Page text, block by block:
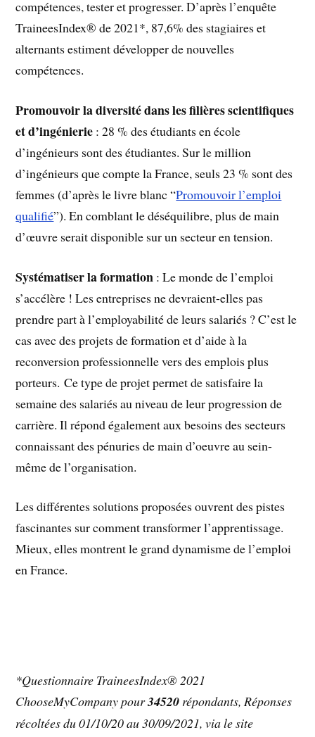
compétences, tester et progresser. D’après l’enquête
TraineesIndex® de 2021*, 87,6% des stagiaires et
alternants estiment développer de nouvelles
compétences.
Promouvoir la diversité dans les filières scientifiques
et d’ingénierie : 28 % des étudiants en école
d’ingénieurs sont des étudiantes. Sur le million
d’ingénieurs que compte la France, seuls 23 % sont des
femmes (d’après le livre blanc “Promouvoir l’emploi
qualifié”). En comblant le déséquilibre, plus de main
d’œuvre serait disponible sur un secteur en tension.
Systématiser la formation : Le monde de l’emploi
s’accélère ! Les entreprises ne devraient-elles pas
prendre part à l’employabilité de leurs salariés ? C’est le
cas avec des projets de formation et d’aide à la
reconversion professionnelle vers des emplois plus
porteurs. Ce type de projet permet de satisfaire la
semaine des salariés au niveau de leur progression de
carrière. Il répond également aux besoins des secteurs
connaissant des pénuries de main d’oeuvre au sein-
même de l’organisation.
Les différentes solutions proposées ouvrent des pistes
fascinantes sur comment transformer l’apprentissage.
Mieux, elles montrent le grand dynamisme de l’emploi
en France.
*Questionnaire TraineesIndex® 2021
ChooseMyCompany pour34520 répondants, Réponses
récoltées du 01/10/20 au 30/09/2021, via le site